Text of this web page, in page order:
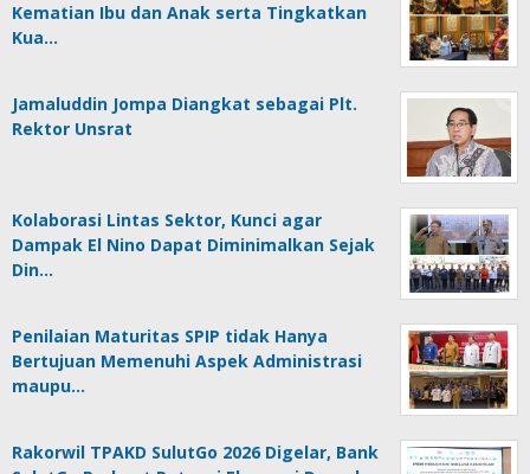
Kematian Ibu dan Anak serta Tingkatkan
Kua…
Jamaluddin Jompa Diangkat sebagai Plt.
Rektor Unsrat
Kolaborasi Lintas Sektor, Kunci agar
Dampak El Nino Dapat Diminimalkan Sejak
Din…
Penilaian Maturitas SPIP tidak Hanya
Bertujuan Memenuhi Aspek Administrasi
maupu…
Rakorwil TPAKD SulutGo 2026 Digelar, Bank